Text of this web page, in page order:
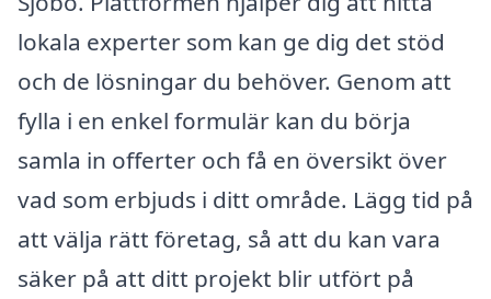
lokala experter som kan ge dig det stöd
och de lösningar du behöver. Genom att
fylla i en enkel formulär kan du börja
samla in offerter och få en översikt över
vad som erbjuds i ditt område. Lägg tid på
att välja rätt företag, så att du kan vara
säker på att ditt projekt blir utfört på